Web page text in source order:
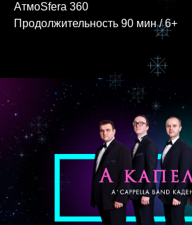
АтмоSfera 360
Продолжительность 90 мин / 6+